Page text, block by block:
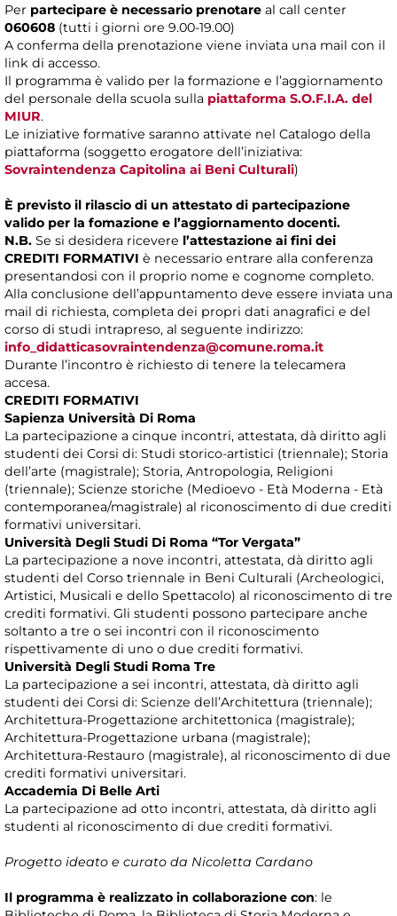
Per partecipare è necessario prenotare al call center
060608 (tutti i giorni ore 9.00-19.00)
A conferma della prenotazione viene inviata una mail con il
link di accesso.
Il programma è valido per la formazione e l’aggiornamento
del personale della scuola sulla piattaforma S.O.F.I.A. del
MIUR.
Le iniziative formative saranno attivate nel Catalogo della
piattaforma (soggetto erogatore dell’iniziativa:
Sovraintendenza Capitolina ai Beni Culturali)
È previsto il rilascio di un attestato di partecipazione
valido per la fomazione e l’aggiornamento docenti.
N.B. Se si desidera ricevere l’attestazione ai fini dei
CREDITI FORMATIVI è necessario entrare alla conferenza
presentandosi con il proprio nome e cognome completo.
Alla conclusione dell’appuntamento deve essere inviata una
mail di richiesta, completa dei propri dati anagrafici e del
corso di studi intrapreso, al seguente indirizzo:
info_didatticasovraintendenza@comune.roma.it
Durante l’incontro è richiesto di tenere la telecamera
accesa.
CREDITI FORMATIVI
Sapienza Università Di Roma
La partecipazione a cinque incontri, attestata, dà diritto agli
studenti dei Corsi di: Studi storico-artistici (triennale); Storia
dell’arte (magistrale); Storia, Antropologia, Religioni
(triennale); Scienze storiche (Medioevo - Età Moderna - Età
contemporanea/magistrale) al riconoscimento di due crediti
formativi universitari.
Università Degli Studi Di Roma “Tor Vergata”
La partecipazione a nove incontri, attestata, dà diritto agli
studenti del Corso triennale in Beni Culturali (Archeologici,
Artistici, Musicali e dello Spettacolo) al riconoscimento di tre
crediti formativi. Gli studenti possono partecipare anche
soltanto a tre o sei incontri con il riconoscimento
rispettivamente di uno o due crediti formativi.
Università Degli Studi Roma Tre
La partecipazione a sei incontri, attestata, dà diritto agli
studenti dei Corsi di: Scienze dell’Architettura (triennale);
Architettura-Progettazione architettonica (magistrale);
Architettura-Progettazione urbana (magistrale);
Architettura-Restauro (magistrale), al riconoscimento di due
crediti formativi universitari.
Accademia Di Belle Arti
La partecipazione ad otto incontri, attestata, dà diritto agli
studenti al riconoscimento di due crediti formativi.
Progetto ideato e curato da Nicoletta Cardano
Il programma è realizzato in collaborazione con: le